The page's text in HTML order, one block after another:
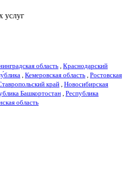
услуг
область Краснодарский
Кемеровская область Ростовская
край
Новосибирская
Башкортостан Республика
область